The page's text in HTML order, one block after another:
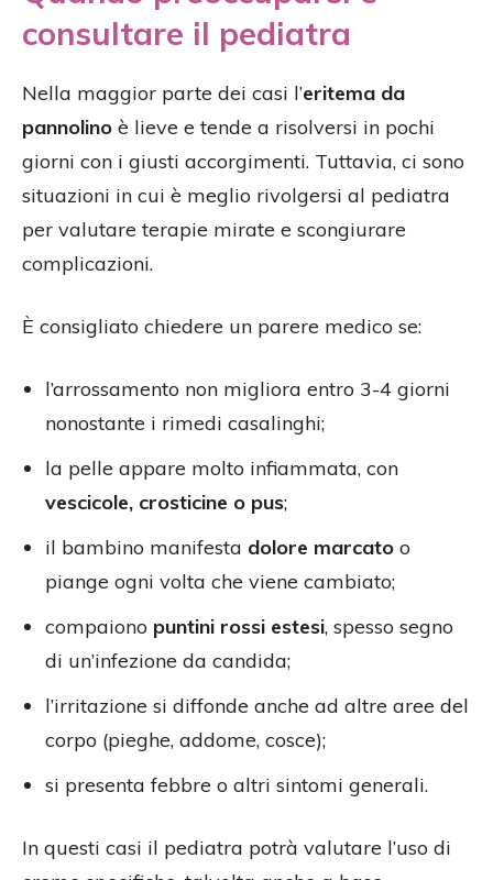
consultare il pediatra
Nella maggior parte dei casi l’eritema da
pannolino è lieve e tende a risolversi in pochi
giorni con i giusti accorgimenti. Tuttavia, ci sono
situazioni in cui è meglio rivolgersi al pediatra
per valutare terapie mirate e scongiurare
complicazioni.
È consigliato chiedere un parere medico se:
l’arrossamento non migliora entro 3-4 giorni
nonostante i rimedi casalinghi;
la pelle appare molto infiammata, con
vescicole, crosticine o pus;
il bambino manifesta dolore marcato o
piange ogni volta che viene cambiato;
compaiono puntini rossi estesi, spesso segno
di un’infezione da candida;
l’irritazione si diffonde anche ad altre aree del
corpo (pieghe, addome, cosce);
si presenta febbre o altri sintomi generali.
In questi casi il pediatra potrà valutare l’uso di